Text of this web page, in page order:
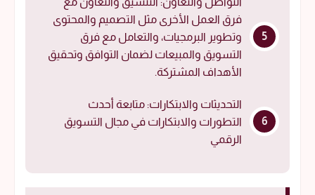
فرق العمل الأخرى مثل التصميم والمحتوى
وتطوير البرمجيات، والتعامل مع فرق
التسويق والمبيعات لضمان التوافق وتحقيق
الأهداف المشتركة.
التحديثات والابتكارات: متابعة أحدث
التطورات والابتكارات في مجال التسويق
الرقمي